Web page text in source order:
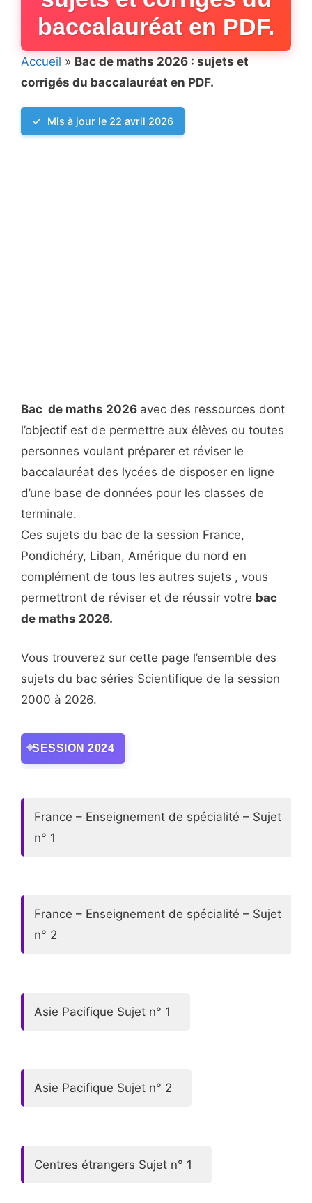
baccalauréat en PDF.
Accueil » Bac de maths 2026 : sujets et
corrigés du baccalauréat en PDF.
Mis à jour le 22 avril 2026
Bac de maths 2026 avec des ressources dont
l’objectif est de permettre aux élèves ou toutes
personnes voulant préparer et réviser le
baccalauréat des lycées de disposer en ligne
d’une base de données pour les classes de
terminale.
Ces sujets du bac de la session France,
Pondichéry, Liban, Amérique du nord en
complément de tous les autres sujets , vous
permettront de réviser et de réussir votre bac
de maths 2026.
Vous trouverez sur cette page l’ensemble des
sujets du bac séries Scientifique de la session
2000 à 2026.
SESSION 2024
France – Enseignement de spécialité – Sujet
n° 1
France – Enseignement de spécialité – Sujet
n° 2
Asie Pacifique Sujet n° 1
Asie Pacifique Sujet n° 2
Centres étrangers Sujet n° 1